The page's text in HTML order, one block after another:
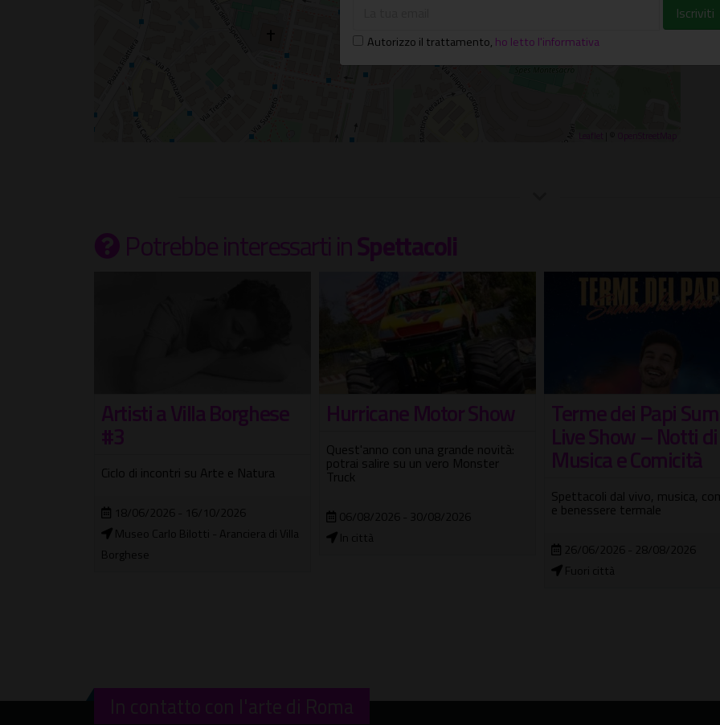
Potrebbe interessartiinSpettacoli
Artisti a Villa Borghese
#3
Ciclo di incontri su Arte e Natura
18/06/2026 - 16/10/2026
Museo Carlo Bilotti - Aranciera di Villa
Borghese
Hurricane Motor Show
Quest'anno con una grande novità:
potrai salire su un vero Monster
Truck
06/08/2026 - 30/08/2026
In città
Terme dei Papi
Live Show – Notti di
Musica e Comicità
Spettacoli dal vivo, musica,
e benessere termale
26/06/2026 - 28/08/2026
Fuori città
In contatto con l'arte di Roma
Autorizzo il trattamento, ho letto l'informativa